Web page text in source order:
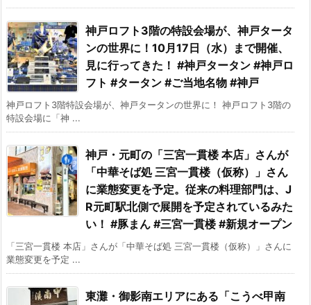
神戸ロフト3階の特設会場が、神戸タータ
ンの世界に！10月17日（水）まで開催、
見に行ってきた！ #神戸タータン #神戸ロ
フト #タータン #ご当地名物 #神戸
神戸ロフト3階特設会場が、神戸タータンの世界に！ 神戸ロフト3階の
特設会場に「神 ...
神戸・元町の「三宮一貫楼 本店」さんが
「中華そば処 三宮一貫楼（仮称）」さん
に業態変更を予定。従来の料理部門は、J
R元町駅北側で展開を予定されているみた
い！ #豚まん #三宮一貫楼 #新規オープン
「三宮一貫楼 本店」さんが「中華そば処 三宮一貫楼（仮称）」さんに
業態変更を予定 ...
東灘・御影南エリアにある「こうべ甲南